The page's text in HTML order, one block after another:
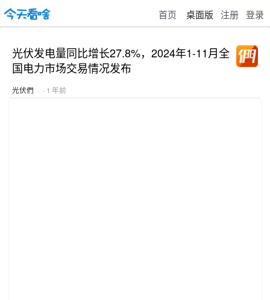
首页 桌面版 注册 登录
光伏发电量同比增长27.8%，2024年1-11月全
国电力市场交易情况发布
光伏們 · · 1 年前